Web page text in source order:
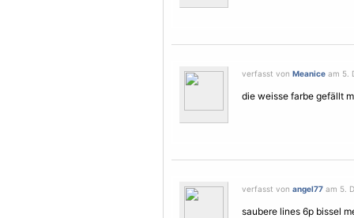
verfasst von Meanice am 5.
die weisse farbe gefällt
verfasst von angel77 am 5.
saubere lines 6p bissel